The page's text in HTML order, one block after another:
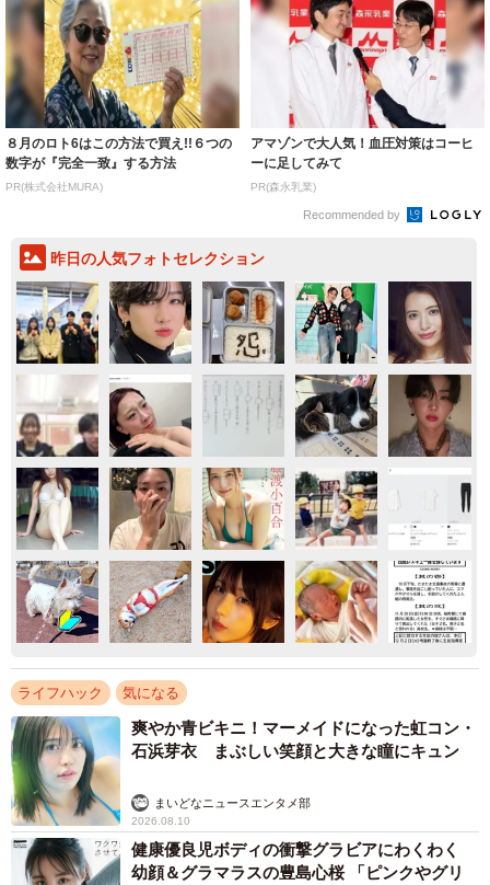
８月のロト6はこの方法で買え!!６つの
数字が『完全一致』する方法
PR(株式会社MURA)
アマゾンで大人気！血圧対策はコーヒ
ーに足してみて
PR(森永乳業)
Recommended by
昨日の人気フォトセレクション
ライフハック 気になる
爽やか青ビキニ！マーメイドになった虹コン・
石浜芽衣 まぶしい笑顔と大きな瞳にキュン
まいどなニュースエンタメ部
2026.08.10
健康優良児ボディの衝撃グラビアにわくわく
幼顔＆グラマラスの豊島心桜 「ピンクやグリ